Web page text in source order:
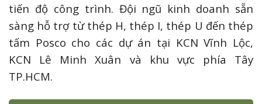
tiến độ công trình. Đội ngũ kinh doanh sẵn
sàng hỗ trợ từ thép H, thép I, thép U đến thép
tấm Posco cho các dự án tại KCN Vĩnh Lộc,
KCN Lê Minh Xuân và khu vực phía Tây
TP.HCM.